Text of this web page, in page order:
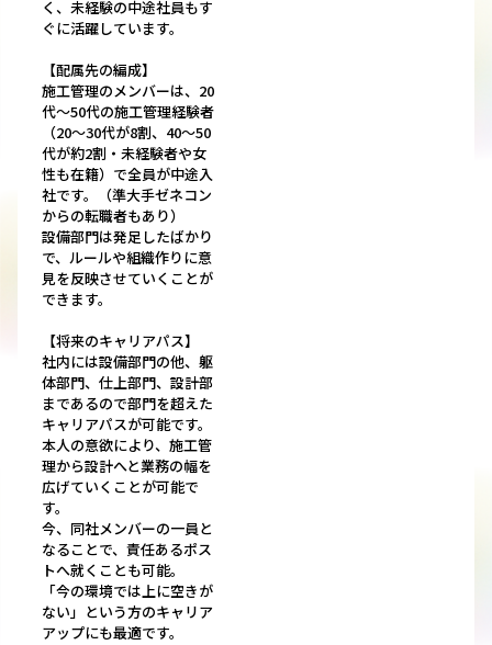
く、未経験の中途社員もす
ぐに活躍しています。
【配属先の編成】
施工管理のメンバーは、20
代～50代の施工管理経験者
（20～30代が8割、40～50
代が約2割・未経験者や女
性も在籍）で全員が中途入
社です。（準大手ゼネコン
からの転職者もあり）
設備部門は発足したばかり
で、ルールや組織作りに意
見を反映させていくことが
できます。
【将来のキャリアパス】
社内には設備部門の他、躯
体部門、仕上部門、設計部
まであるので部門を超えた
キャリアパスが可能です。
本人の意欲により、施工管
理から設計へと業務の幅を
広げていくことが可能で
す。
今、同社メンバーの一員と
なることで、責任あるポス
トへ就くことも可能。
「今の環境では上に空きが
ない」という方のキャリア
アップにも最適です。